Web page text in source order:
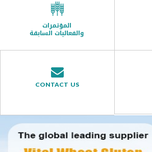
والفعاليات السابقة
CONTACT US